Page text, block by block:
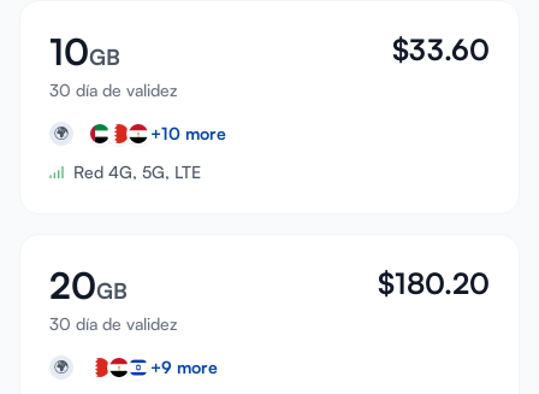
10GB
30 día de validez
$33.60
🌍 +10 more
Red 4G, 5G, LTE
20GB
30 día de validez
$180.20
🌍 +9 more